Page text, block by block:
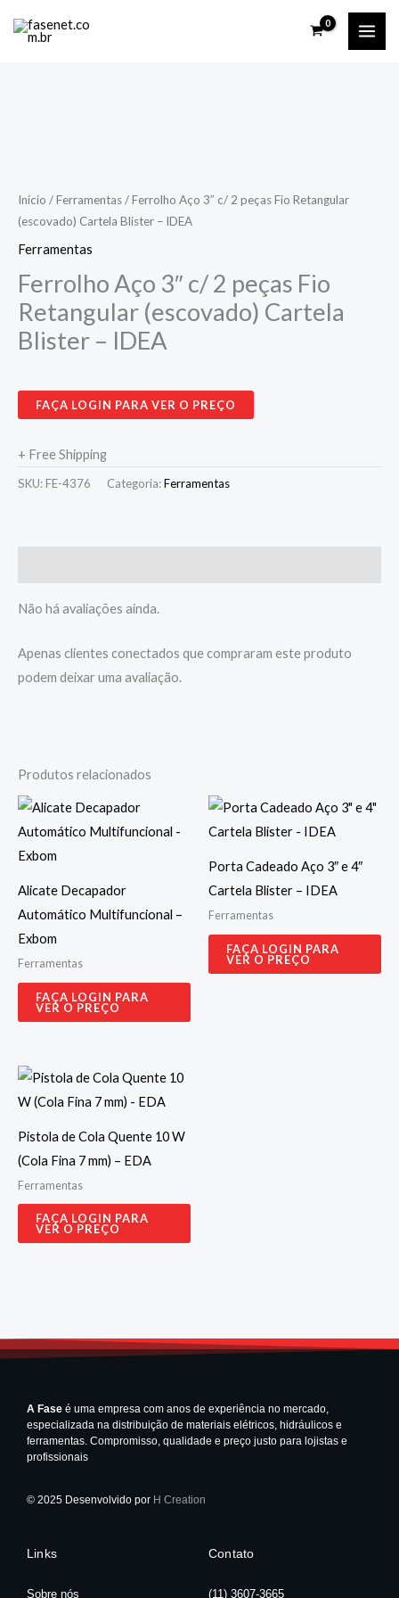
para
Início /Ferramentas/ Ferrolho Aço 3″ c/ 2 peças Fio Retangular
(escovado) Cartela Blister – IDEA
Ferramentas
Ferrolho Aço 3″ c/ 2 peças Fio
Retangular (escovado) Cartela
Blister – IDEA
FAÇA LOGIN PARA VER O PREÇO
+ Free Shipping
SKU: FE-4376 Categoria:Ferramentas
Não há avaliações ainda.
Apenas clientes conectados que compraram este produto
podem deixar uma avaliação.
Produtos relacionados
Alicate Decapador
Automático Multifuncional –
Exbom
Ferramentas
FAÇA LOGIN PARA
VER O PREÇO
Porta Cadeado Aço 3″ e 4″
Cartela Blister – IDEA
Ferramentas
FAÇA LOGIN PARA
VER O PREÇO
Pistola de Cola Quente 10 W
(Cola Fina 7 mm) – EDA
Ferramentas
FAÇA LOGIN PARA
VER O PREÇO
A Fase é uma empresa com anos de experiência no mercado,
especializada na distribuição de materiais elétricos, hidráulicos e
ferramentas. Compromisso, qualidade e preço justo para lojistas e
profissionais
© 2025 Desenvolvido por H Creation
Links
Sobre nós
Contato
(11) 3607-3665